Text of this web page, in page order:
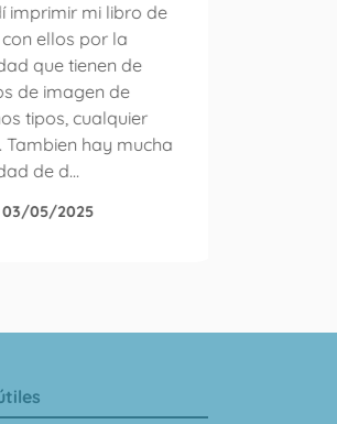
imprimir mi libro de
ellos por la
que tienen de
de imagen de
tipos, cualquier
Tambien hay mucha
de d...
03/05/2025